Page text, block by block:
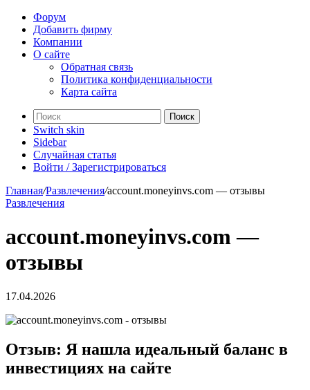
Форум
Добавить фирму
Компании
О сайте
Обратная связь
Политика конфиденциальности
Карта сайта
Поиск
Switch skin
Sidebar
Случайная статья
Войти / Зарегистрироваться
Главная/Развлечения/account.moneyinvs.com — отзывы
Развлечения
account.moneyinvs.com —
отзывы
17.04.2026
Отзыв: Я нашла идеальный баланс в
инвестициях на сайте